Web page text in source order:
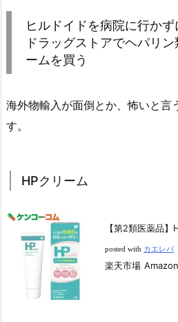
ヒルドイドを病院に行か
ドラッグストアでヘパリ
ームを買う
海外物輸入が面倒とか、怖いと言
す。
HPクリーム
【第2類医薬品】
posted with カエレバ
楽天市場 Amazon